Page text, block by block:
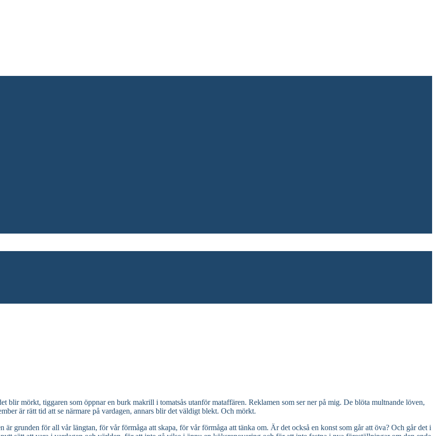
blir mörkt, tiggaren som öppnar en burk makrill i tomatsås utanför mataffären. Reklamen som ser ner på mig. De blöta multnande löven,
är rätt tid att se närmare på vardagen, annars blir det väldigt blekt. Och mörkt.
är grunden för all vår längtan, för vår förmåga att skapa, för vår förmåga att tänka om. Är det också en konst som går att öva? Och går det i